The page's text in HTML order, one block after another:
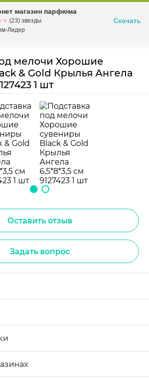
Омскул. Заозерная, 11, к. 1
мелочи Хорошие
& Gold Крылья Ангела
1 шт
Оставить отзыв
Задать вопрос
магазин парфюма
(23) звезды
Лидер
Скачать